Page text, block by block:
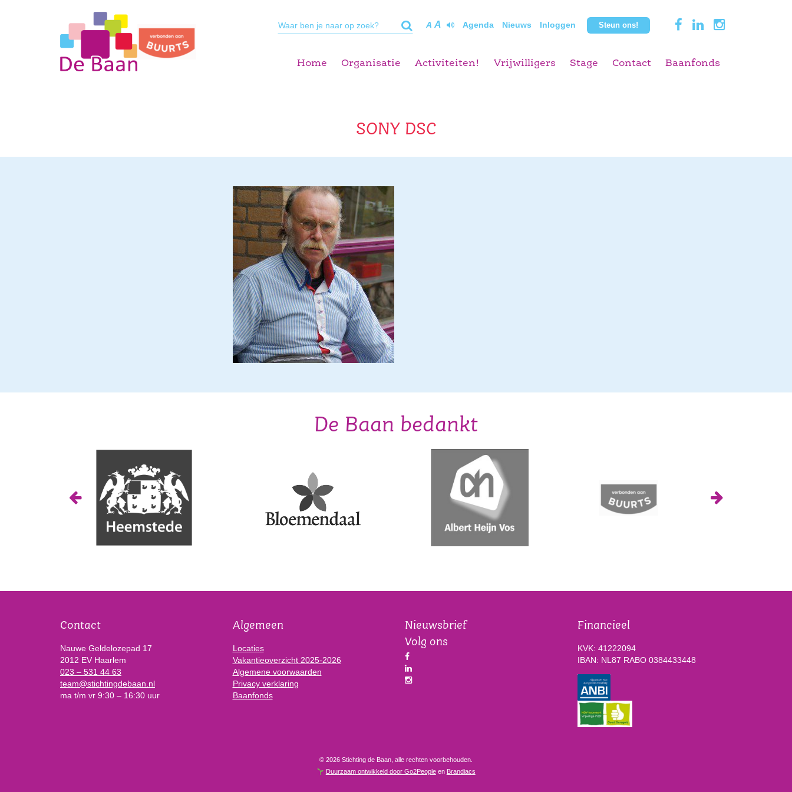
A A Agenda Nieuws Inloggen Steun ons!
Home Organisatie Activiteiten! Vrijwilligers Stage Contact Baanfonds
SONY DSC
De Baan bedankt
Contact
Nauwe Geldelozepad 17
2012 EV Haarlem
023 – 531 44 63
team@stichtingdebaan.nl
ma t/m vr 9:30 – 16:30 uur
Algemeen
Locaties
Vakantieoverzicht 2025-2026
Algemene voorwaarden
Privacy verklaring
Baanfonds
Nieuwsbrief
Volg ons
Financieel
KVK: 41222094
IBAN: NL87 RABO 0384433448
© 2026 Stichting de Baan, alle rechten voorbehouden.
Duurzaam ontwikkeld door Go2Peopleen Brandiacs